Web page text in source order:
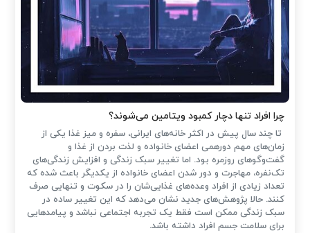
چرا افراد تنها دچار کمبود ویتامین می‌شوند؟
تا چند سال پیش در اکثر خانه‌های ایرانی، سفره و میز غذا یکی از
زمان‌های مهم دورهمی اعضای خانواده و لذت بردن از غذا و
گفت‌وگوهای روزمره بود. اما تغییر سبک زندگی و افزایش زندگی‌های
تک‌نفره، مهاجرت و دور شدن اعضای خانواده از یکدیگر باعث شده که
تعداد زیادی از افراد وعده‌های غذایی‌شان را در سکوت و تنهایی صرف
کنند. حالا پژوهش‌های جدید نشان می‌دهد که این تغییر ساده در
سبک زندگی ممکن است فقط یک تجربه اجتماعی نباشد و پیامدهایی
برای سلامت جسم افراد داشته باشد.